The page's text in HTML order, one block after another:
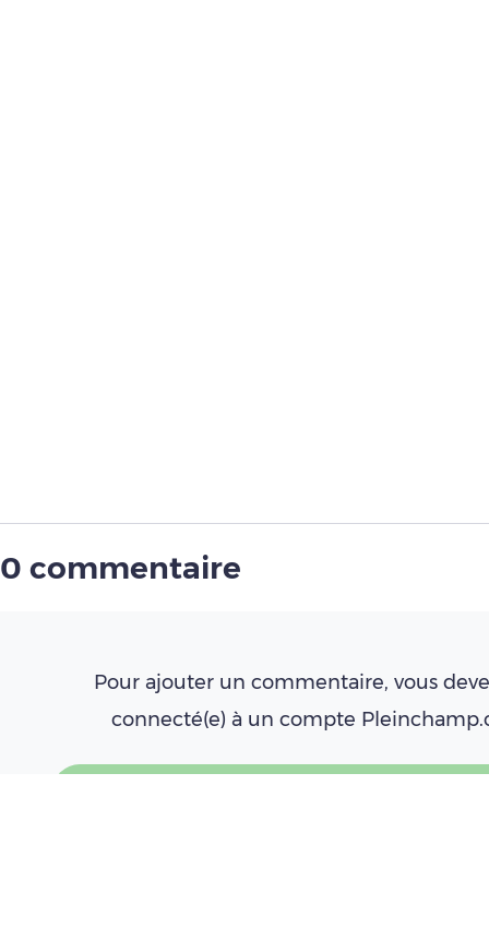
0 commentaire
Pour ajouter un commentaire, vous
connecté(e) à un compte